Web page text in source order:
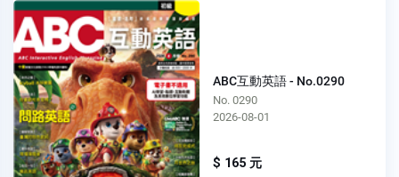
ABC互動英語 - No.0290
No. 0290
2026-08-01
$ 165 元